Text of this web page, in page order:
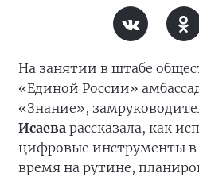
На занятии в штабе
«Единой России»
«Знание»,
Исаева рассказала, как
цифровые инструменты
время на рутине,